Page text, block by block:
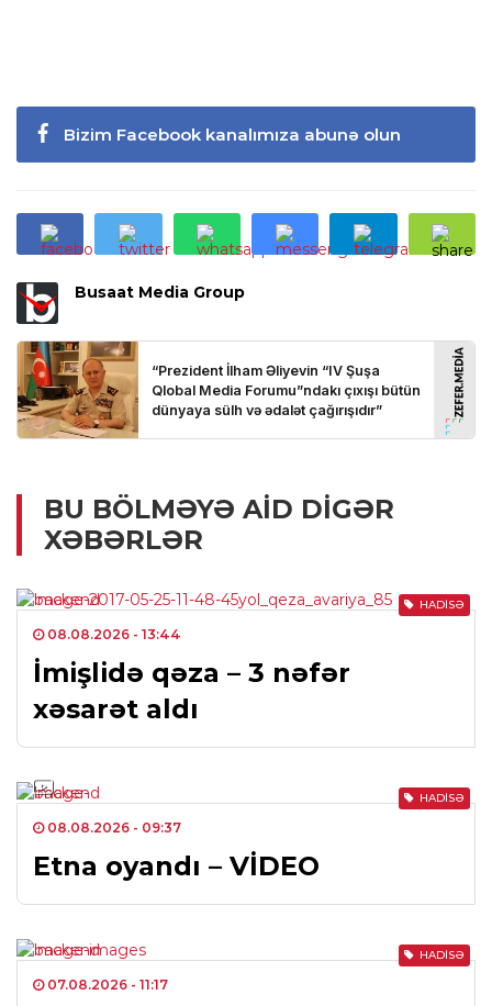
Bizim Facebook kanalımıza abunə olun
Busaat Media Group
BU BÖLMƏYƏ AID DIGƏR
XƏBƏRLƏR
HADISƏ
08.08.2026 - 13:44
İmişlidə qəza – 3 nəfər
xəsarət aldı
HADISƏ
08.08.2026 - 09:37
Etna oyandı – VİDEO
HADISƏ
07.08.2026 - 11:17